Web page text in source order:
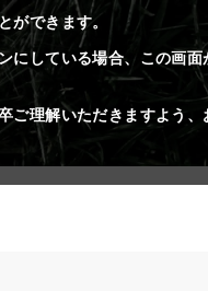
ができます。
にしている場合、この画面
理解いただきますよう、